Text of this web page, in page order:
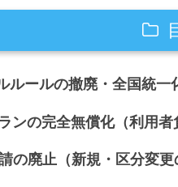
ルールの撤廃・全国統一
ンの完全無償化（利用者
の廃止（新規・区分変更